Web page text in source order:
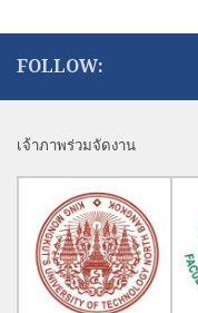
FOLLOW:
เจ้าภาพร่วมจัดงาน